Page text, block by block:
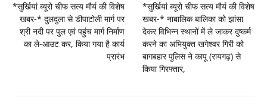
*सुर्खियां ब्यूरो चीफ सत्य मौर्य की विशेष
खबर-* दुलदुला से डीपाटोली मार्ग पर
श्री नदी पर पुल एवं पहुंच मार्ग निर्माण
का ले-आउट कर, किया गया है कार्य
प्रारंभ
*सुर्खियां ब्यूरो चीफ सत्य मौर्य की विशेष
खबर-* नाबालिक बालिका को झांसा
देकर विभिन्न स्थानों में ले जाकर दुष्कर्म
करने का अभियुक्त खगेश्वर गिरी को
बागबहार पुलिस ने कापू (रायगढ़) से
किया गिरफ्तार,